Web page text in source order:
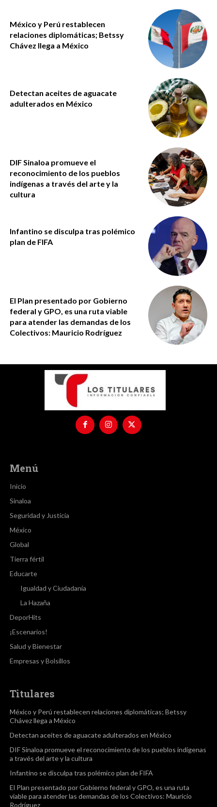
México y Perú restablecen
relaciones diplomáticas; Betssy
Chávez llega a México
Detectan aceites de aguacate
adulterados en México
DIF Sinaloa promueve el
reconocimiento de los pueblos
indígenas a través del arte y la
cultura
Infantino se disculpa tras polémico
plan de FIFA
El Plan presentado por Gobierno
federal y GPO, es una ruta viable
para atender las demandas de los
Colectivos: Mauricio Rodríguez
Menú
Inicio
Sinaloa
Seguridad y Justicia
México
Global
Tierra fértil
Educarte
Igualdad y Ciudadanía
La Hazaña
DeporHits
¡Escenarios!
Salud y Bienestar
Empresas y Bolsillos
Titulares
México y Perú restablecen relaciones diplomáticas; Betssy
Chávez llega a México
Detectan aceites de aguacate adulterados en México
DIF Sinaloa promueve el reconocimiento de los pueblos indígenas
a través del arte y la cultura
Infantino se disculpa tras polémico plan de FIFA
El Plan presentado por Gobierno federal y GPO, es una ruta
viable para atender las demandas de los Colectivos: Mauricio
Rodríguez